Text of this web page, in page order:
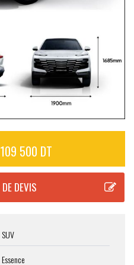
109 500 DT
SUV
Essence